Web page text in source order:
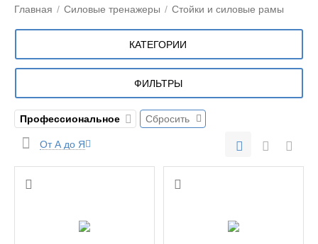
Главная / Силовые тренажеры / Стойки и силовые рамы
КАТЕГОРИИ
ФИЛЬТРЫ
Профессиональное Сбросить
От А до Я